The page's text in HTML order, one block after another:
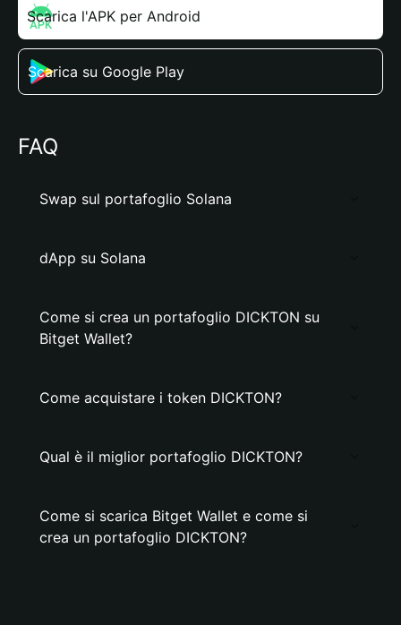
Scarica l'APK per Android
Scarica su Google Play
FAQ
Swap sul portafoglio Solana
dApp su Solana
Come si crea un portafoglio DICKTON su
Bitget Wallet?
Come acquistare i token DICKTON?
Qual è il miglior portafoglio DICKTON?
Come si scarica Bitget Wallet e come si
crea un portafoglio DICKTON?